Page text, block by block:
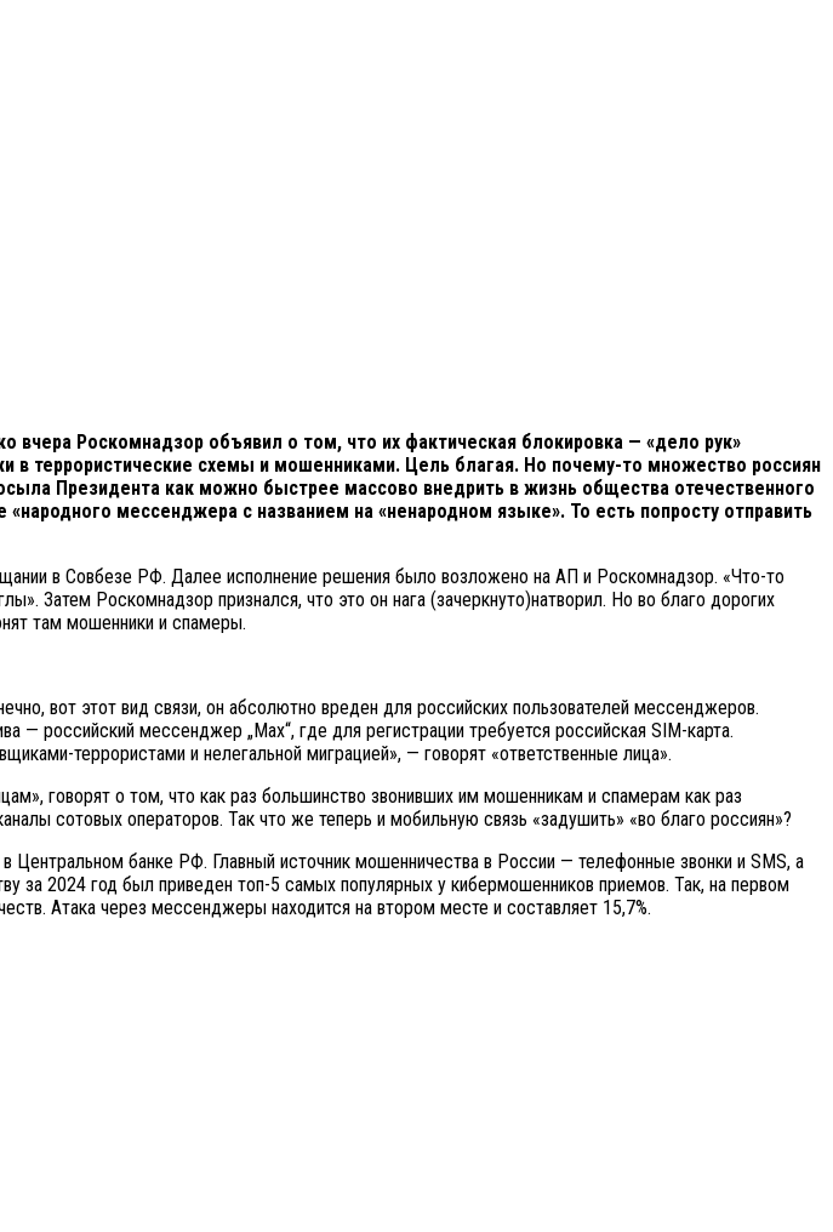
вчера Роскомнадзор объявил о том, что их фактическая блокировка — «дело рук»
террористические схемы и мошенниками. Цель благая. Но почему-то множество россиян
Президента как можно быстрее массово внедрить в жизнь общества отечественного
мессенджера с названием на «ненародном языке». То есть попросту отправить
в Совбезе РФ. Далее исполнение решения было возложено на АП и Роскомнадзор. «Что-то
Затем Роскомнадзор признался, что это он нага (зачеркнуто)натворил. Но во благо дорогих
там мошенники и спамеры.
вот этот вид связи, он абсолютно вреден для российских пользователей мессенджеров.
— российский мессенджер „Мах“, где для регистрации требуется российская SIM-карта.
террористами и нелегальной миграцией», — говорят «ответственные лица».
говорят о том, что как раз большинство звонивших им мошенникам и спамерам как раз
сотовых операторов. Так что же теперь и мобильную связь «задушить» «во благо россиян»?
банке РФ. Главный источник мошенничества в России — телефонные звонки и SMS, а
за 2024 год был приведен топ-5 самых популярных у кибермошенников приемов. Так, на первом
Атака через мессенджеры находится на втором месте и составляет 15,7%.